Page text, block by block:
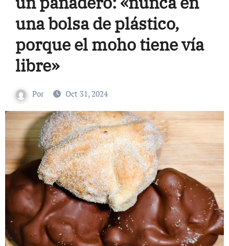
una bolsa de plástico,
porque el moho tiene vía
libre»
Por Oct 31, 2024